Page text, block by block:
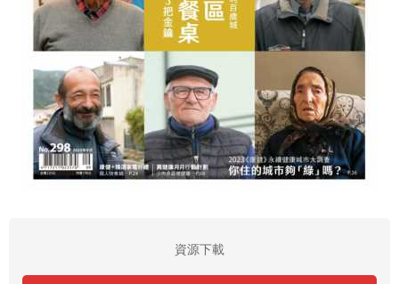
資源下載